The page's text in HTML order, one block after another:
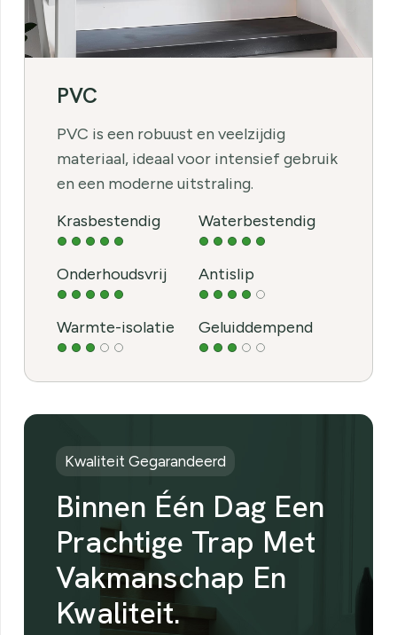
PVC
PVC is een robuust en veelzijdig
materiaal, ideaal voor intensief gebruik
en een moderne uitstraling.
Krasbestendig
Waterbestendig
Onderhoudsvrij Antislip
Warmte-isolatie Geluiddempend
Kwaliteit Gegarandeerd
Binnen Één Dag Een
Prachtige Trap Met
Vakmanschap En
Kwaliteit.